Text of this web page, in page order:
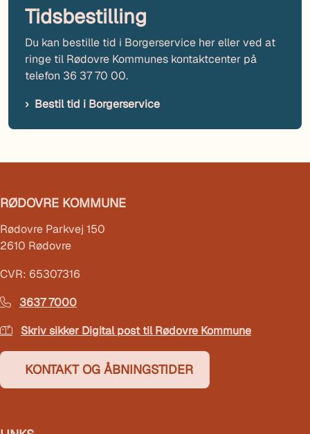
Tidsbestilling
Du kan bestille tid i Borgerservice her eller ved at
ringe til Rødovre Kommunes kontaktcenter på
telefon 36 37 70 00.
Bestil tid i Borgerservice
RØDOVRE KOMMUNE
Rødovre Parkvej 150
2610 Rødovre
CVR: 65307316
3637 7000
Skriv sikker Digital post til Rødovre Kommune
KONTAKT OG ÅBNINGSTIDER